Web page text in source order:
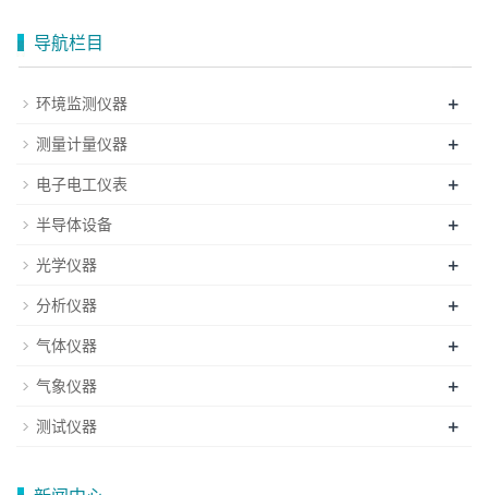
导航栏目
环境监测仪器 +
测量计量仪器 +
电子电工仪表 +
半导体设备 +
光学仪器 +
分析仪器 +
气体仪器 +
气象仪器 +
测试仪器 +